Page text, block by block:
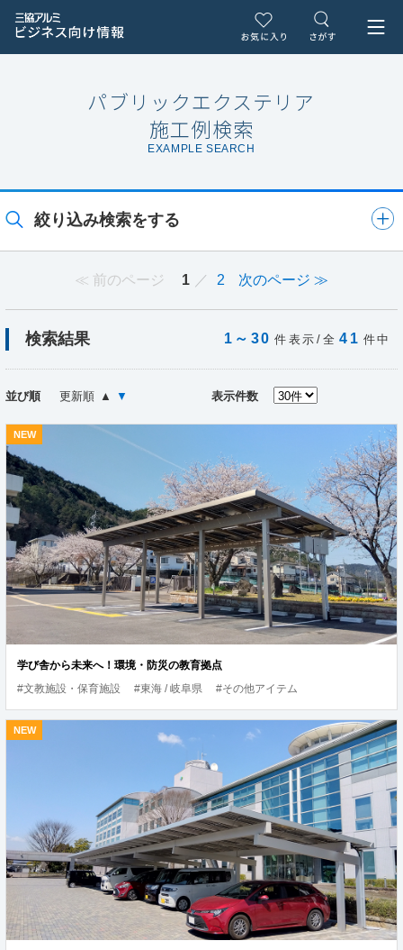
パブリックエクステリア
施工例検索
EXAMPLE SEARCH
絞り込み検索をする
前のページ 1 2 次のページ
検索結果
並び順 更新順 ▲ ▼ 表示件数
1～30 件表示/全 41 件中
学び舎から未来へ！環境・防災の教育拠点
#文教施設・保育施設
#東海 / 岐阜県 #その他アイテム